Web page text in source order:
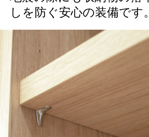
しを防ぐ安心の装備です。